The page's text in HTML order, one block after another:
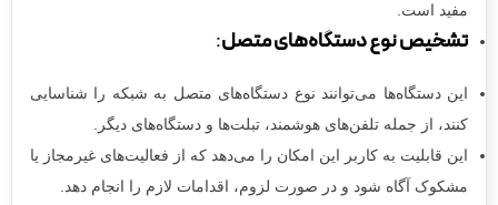
مفید است.
تشخیص نوع دستگاه‌های متصل:
این دستگاه‌ها می‌توانند نوع دستگاه‌های متصل به شبکه را شناسایی
کنند، از جمله تلفن‌های هوشمند، تبلت‌ها و دستگاه‌های دیگر.
این قابلیت به کاربر این امکان را می‌دهد که از فعالیت‌های غیرمجاز یا
مشکوک آگاه شود و در صورت لزوم، اقدامات لازم را انجام دهد.